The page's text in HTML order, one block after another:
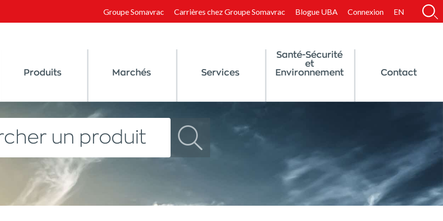
Groupe Somavrac Carrières chez Groupe Somavrac Blogue UBA Connexion EN
Produits Marchés Services
Santé-Sécurité
et
Environnement
Contact